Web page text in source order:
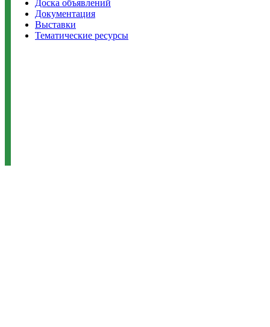
Доска объявлений
Документация
Выставки
Тематические ресурсы